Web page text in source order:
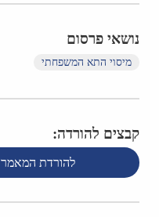
נושאי פרסום
מיסוי התא המשפחתי
קבצים להורדה:
להורדת המאמר